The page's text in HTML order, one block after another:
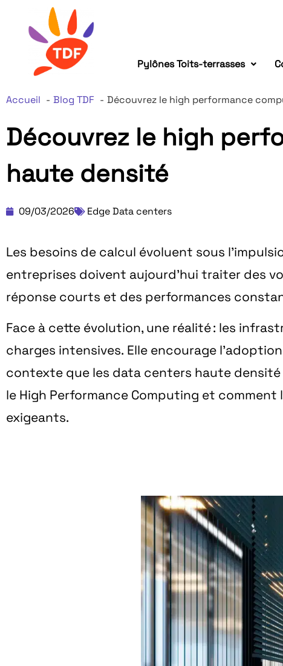
Pylônes Toits-terrasses
Accueil Blog TDF Découvrez le high performance
Découvrez le high
haute densité
09/03/2026 Edge Data centers
Les besoins de calcul évoluent sous
entreprises doivent aujourd’hui traiter des
réponse courts et des performances
Face à cette évolution, une réalité : les
charges intensives. Elle encourage
contexte que les data centers haute densité
le High Performance Computing et comment
exigeants.